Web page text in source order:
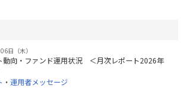
日（木）
動向・ファンド運用状況 ＜月次レポート2026年
・運用者メッセージ